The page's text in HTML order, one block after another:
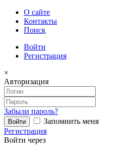
О сайте
Контакты
Поиск
Войти
Регистрация
×
Авторизация
Забыли пароль?
Запомнить меня
Регистрация
Войти через